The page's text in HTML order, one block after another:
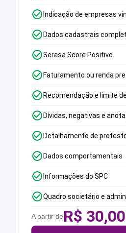
Indicação de empresas
Dados cadastrais
Serasa Score Positivo
Faturamento ou renda
Recomendação e limite
Dívidas, negativas e
Detalhamento de
Dados comportamentais
Informações do SPC
Quadro societário e
A partir deR$ 30,00